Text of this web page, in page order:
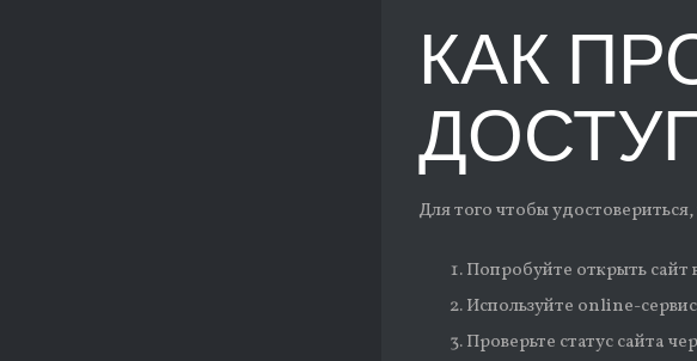
КАК
Для того чтобы
Попробуйте открыть сайт
Используйте online-
Проверьте статус сайта